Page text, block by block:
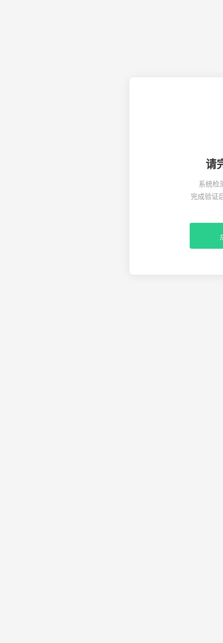
请
系统检
完成验证